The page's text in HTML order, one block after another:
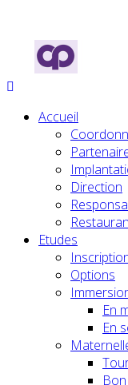
Accueil
Direction
Etudes
Options
En
En